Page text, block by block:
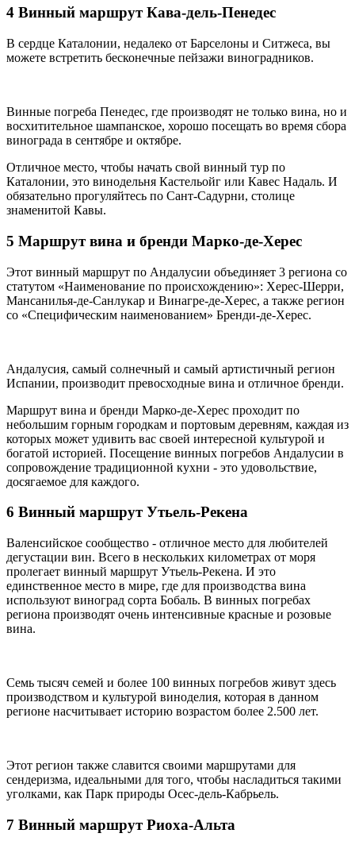
4 Винный маршрут Кава-дель-Пенедес
В сердце Каталонии, недалеко от Барселоны и Ситжеса, вы
можете встретить бесконечные пейзажи виноградников.
Винные погреба Пенедес, где производят не только вина, но и
восхитительное шампанское, хорошо посещать во время сбора
винограда в сентябре и октябре.
Отличное место, чтобы начать свой винный тур по
Каталонии, это винодельня Кастельойг или Кавес Надаль. И
обязательно прогуляйтесь по Сант-Садурни, столице
знаменитой Кавы.
5 Маршрут вина и бренди Марко-де-Херес
Этот винный маршрут по Андалусии объединяет 3 региона со
статутом «Наименование по происхождению»: Херес-Шерри,
Мансанилья-де-Санлукар и Винагре-де-Херес, а также регион
со «Специфическим наименованием» Бренди-де-Херес.
Андалусия, самый солнечный и самый артистичный регион
Испании, производит превосходные вина и отличное бренди.
Маршрут вина и бренди Марко-де-Херес проходит по
небольшим горным городкам и портовым деревням, каждая из
которых может удивить вас своей интересной культурой и
богатой историей. Посещение винных погребов Андалусии в
сопровождение традиционной кухни - это удовольствие,
досягаемое для каждого.
6 Винный маршрут Утьель-Рекена
Валенсийское сообщество - отличное место для любителей
дегустации вин. Всего в нескольких километрах от моря
пролегает винный маршрут Утьель-Рекена. И это
единственное место в мире, где для производства вина
используют виноград сорта Бобаль. В винных погребах
региона производят очень интенсивные красные и розовые
вина.
Семь тысяч семей и более 100 винных погребов живут здесь
производством и культурой виноделия, которая в данном
регионе насчитывает историю возрастом более 2.500 лет.
Этот регион также славится своими маршрутами для
сендеризма, идеальными для того, чтобы насладиться такими
уголками, как Парк природы Осес-дель-Кабрьель.
7 Винный маршрут Риоха-Альта